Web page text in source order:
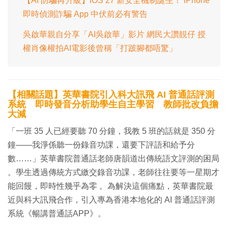
即時偵測詐騙 App 中伏前必有警告
吳啟華親自分享「AI吳啟華」影片 網民大讚靚仔 授
權肖像權拍AI電影後曾稱「打跛腳都唔驚」
【相關話題】英華書院引入科大訊飛 AI 普通話評測
系統 即時發音分析助學生自主學習 教師批改負擔
大減
「一班 35 人已經要聽 70 分鐘，我教 5 班的話就是 350 分
鐘——我淨係聽一份錄音功課，還要下評語和給予分
數……」英華書院普通話老師唐韻道出傳統語文評測的困局
。學生透過傳統方式繳交錄音功課，老師往往要等一星期才
能回饅，即時性幾乎為零 。為解決這個痛點，英華書院最
近與科大訊飛合作，引入專為香港本地化的 AI 普通話評測
系統《暢講普通話APP》。